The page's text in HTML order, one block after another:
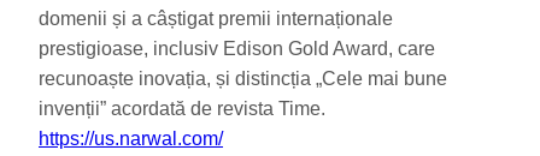
domenii și a câștigat premii internaționale
prestigioase, inclusiv Edison Gold Award, care
recunoaște inovația, și distincția „Cele mai bune
invenții” acordată de revista Time.
https://us.narwal.com/